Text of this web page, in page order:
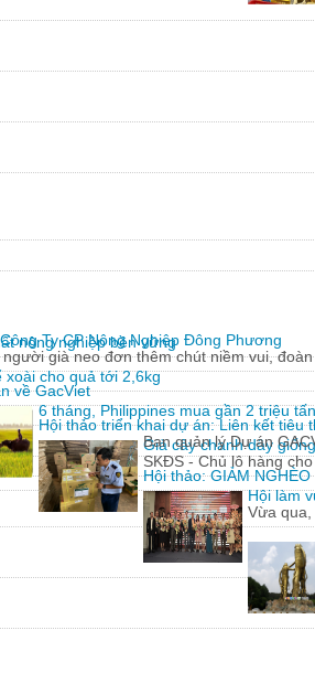
nông nghiệp bền vững
xoài cho quả tới 2,6kg
6 tháng, Philippines mua gần 2 triệu
Giả cây chanh dây
SKĐS - Chủ lô hàng
Hội làm
Vừa qua,
Ty CP Nông Nghiệp Đông Phương
già neo đơn thêm chút niềm vui,
về GacViet
Hội thảo triển khai dự án: Liên kết tiêu
Ban quản lý Dự án
Hội thảo: GIẢM